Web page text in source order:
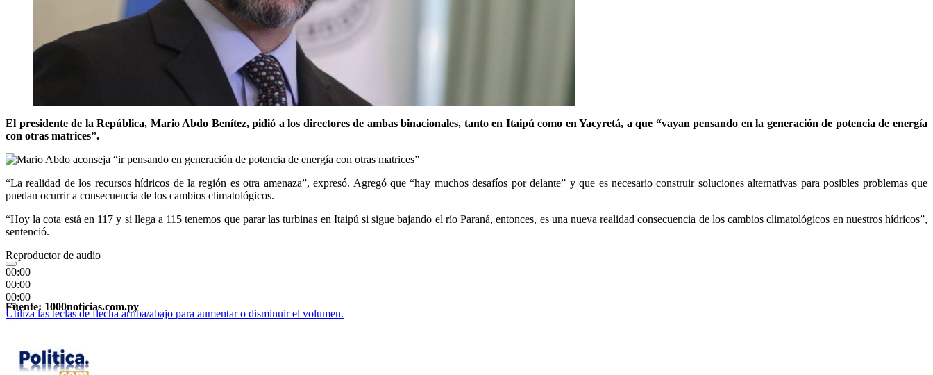
El presidente de la República, Mario Abdo Benítez, pidió a los directores de ambas binacionales, tanto en Itaipú como en Yacyretá, a que “vayan pensando en la generación de potencia de energía
con otras matrices”.
“La realidad de los recursos hídricos de la región es otra amenaza”, expresó. Agregó que “hay muchos desafíos por delante” y que es necesario construir soluciones alternativas para posibles problemas que
puedan ocurrir a consecuencia de los cambios climatológicos.
“Hoy la cota está en 117 y si llega a 115 tenemos que parar las turbinas en Itaipú si sigue bajando el río Paraná, entonces, es una nueva realidad consecuencia de los cambios climatológicos en nuestros hídricos”,
sentenció.
Reproductor de audio
00:00
00:00
00:00
Utiliza las teclas de flecha arriba/abajo para aumentar o disminuir el volumen.
Fuente: 1000noticias.com.py